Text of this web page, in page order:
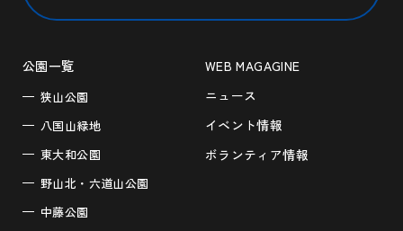
公園一覧
狭山公園
八国山緑地
東大和公園
野山北・六道山公園
中藤公園
WEB MAGAGINE
ニュース
イベント情報
ボランティア情報